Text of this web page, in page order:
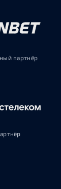
партнёр